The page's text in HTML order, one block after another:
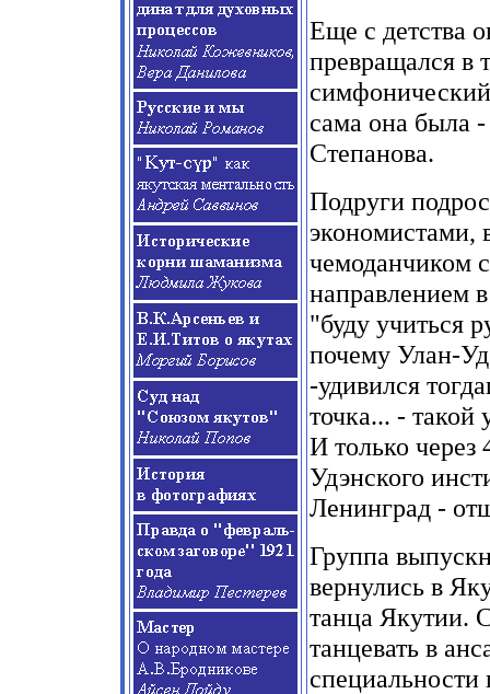
Еще с детства
превращался в
сама она была -
Степанова.
Подруги
экономистами,
чемоданчиком
направлением
"буду учиться
почему Улан-
-удивился
точка... - такой
И только через
Удэнского
Ленинград -
Группа
вернулись в
танца Якутии.
танцевать в